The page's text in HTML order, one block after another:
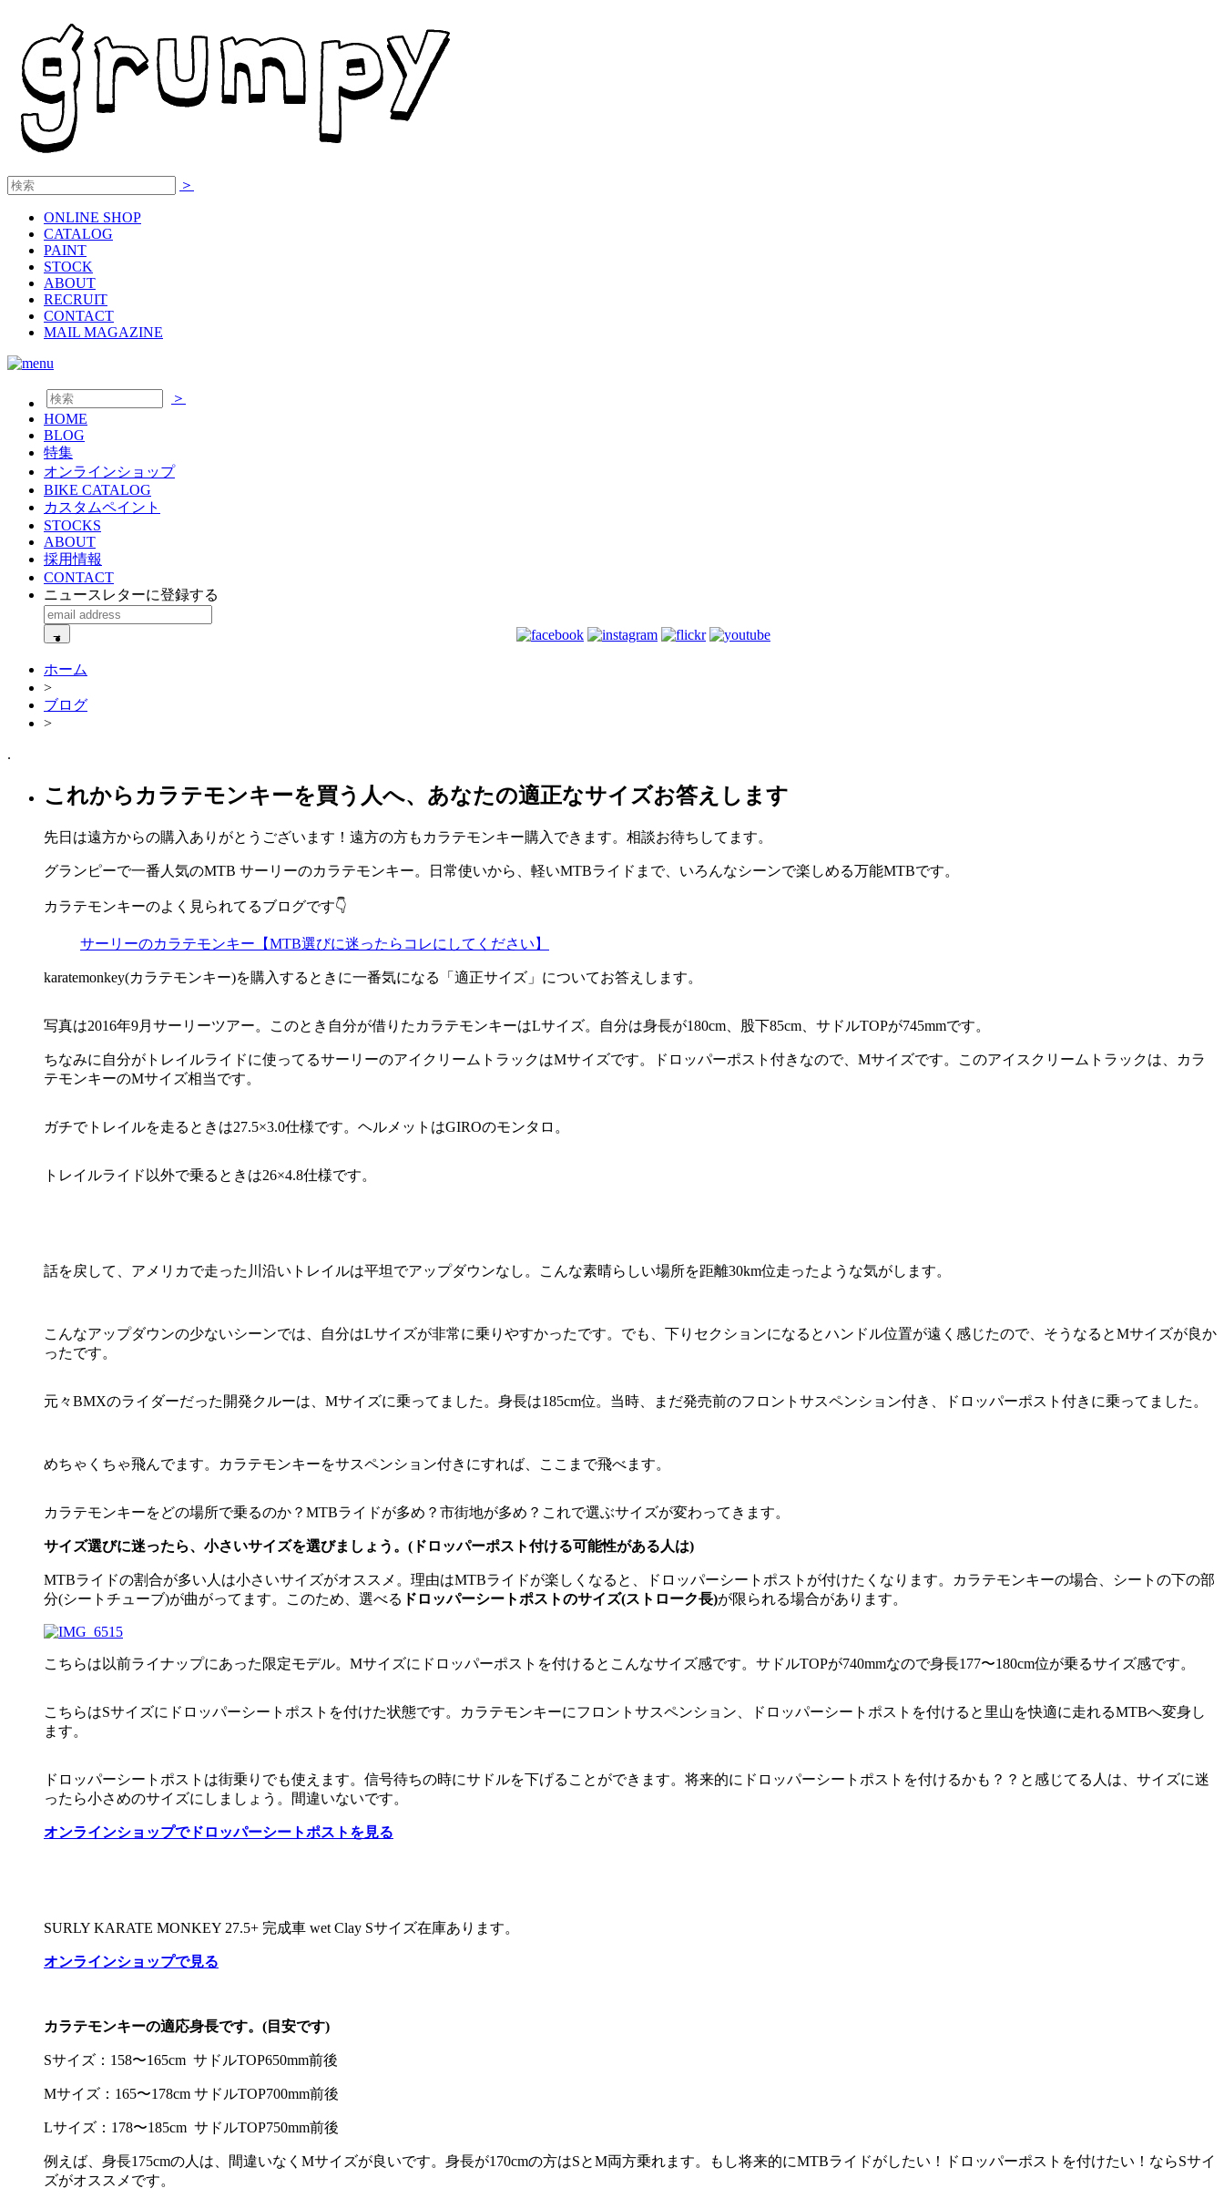
＞
ONLINE SHOP
CATALOG
PAINT
STOCK
ABOUT
RECRUIT
CONTACT
MAIL MAGAZINE
＞
HOME
BLOG
特集
オンラインショップ
BIKE CATALOG
カスタムペイント
STOCKS
ABOUT
採用情報
CONTACT
ニュースレターに登録する
ホーム
>
ブログ
>
.
これからカラテモンキーを買う人へ、あなたの適正なサイズお答えします
先日は遠方からの購入ありがとうございます！遠方の方もカラテモンキー購入できます。相談お待ちしてます。
グランピーで一番人気のMTB サーリーのカラテモンキー。日常使いから、軽いMTBライドまで、いろんなシーンで楽しめる万能MTBです。
カラテモンキーのよく見られてるブログです👇
サーリーのカラテモンキー【MTB選びに迷ったらコレにしてください】
karatemonkey(カラテモンキー)を購入するときに一番気になる「適正サイズ」についてお答えします。
写真は2016年9月サーリーツアー。このとき自分が借りたカラテモンキーはLサイズ。自分は身長が180cm、股下85cm、サドルTOPが745mmです。
ちなみに自分がトレイルライドに使ってるサーリーのアイクリームトラックはMサイズです。ドロッパーポスト付きなので、Mサイズです。このアイスクリームトラックは、カラ
テモンキーのMサイズ相当です。
ガチでトレイルを走るときは27.5×3.0仕様です。ヘルメットはGIROのモンタロ。
トレイルライド以外で乗るときは26×4.8仕様です。
話を戻して、アメリカで走った川沿いトレイルは平坦でアップダウンなし。こんな素晴らしい場所を距離30km位走ったような気がします。
こんなアップダウンの少ないシーンでは、自分はLサイズが非常に乗りやすかったです。でも、下りセクションになるとハンドル位置が遠く感じたので、そうなるとMサイズが良か
ったです。
元々BMXのライダーだった開発クルーは、Mサイズに乗ってました。身長は185cm位。当時、まだ発売前のフロントサスペンション付き、ドロッパーポスト付きに乗ってました。
めちゃくちゃ飛んでます。カラテモンキーをサスペンション付きにすれば、ここまで飛べます。
カラテモンキーをどの場所で乗るのか？MTBライドが多め？市街地が多め？これで選ぶサイズが変わってきます。
サイズ選びに迷ったら、小さいサイズを選びましょう。(ドロッパーポスト付ける可能性がある人は)
MTBライドの割合が多い人は小さいサイズがオススメ。理由はMTBライドが楽しくなると、ドロッパーシートポストが付けたくなります。カラテモンキーの場合、シートの下の部
分(シートチューブ)が曲がってます。このため、選べる ドロッパーシートポストのサイズ(ストローク長)が限られる場合があります。
こちらは以前ライナップにあった限定モデル。Mサイズにドロッパーポストを付けるとこんなサイズ感です。サドルTOPが740mmなので身長177〜180cm位が乗るサイズ感です。
こちらはSサイズにドロッパーシートポストを付けた状態です。カラテモンキーにフロントサスペンション、ドロッパーシートポストを付けると里山を快適に走れるMTBへ変身し
ます。
ドロッパーシートポストは街乗りでも使えます。信号待ちの時にサドルを下げることができます。将来的にドロッパーシートポストを付けるかも？？と感じてる人は、サイズに迷
ったら小さめのサイズにしましょう。間違いないです。
オンラインショップでドロッパーシートポストを見る
SURLY KARATE MONKEY 27.5+ 完成車 wet Clay Sサイズ在庫あります。
オンラインショップで見る
カラテモンキーの適応身長です。(目安です)
Sサイズ：158〜165cm サドルTOP650mm前後
Mサイズ：165〜178cm サドルTOP700mm前後
Lサイズ：178〜185cm サドルTOP750mm前後
例えば、身長175cmの人は、間違いなくMサイズが良いです。身長が170cmの方はSとM両方乗れます。もし将来的にMTBライドがしたい！ドロッパーポストを付けたい！ならSサイ
ズがオススメです。